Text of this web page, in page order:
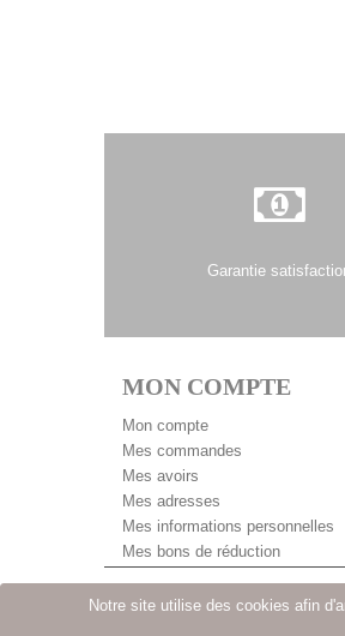
Notre site utilise des cookies afin
Garantie
MON COMPTE
Mon compte
Mes commandes
Mes avoirs
Mes adresses
Mes informations personnelles
Mes bons de réduction